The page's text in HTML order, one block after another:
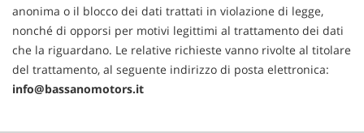
anonima o il blocco dei dati trattati in violazione di legge,
nonché di opporsi per motivi legittimi al trattamento dei dati
che la riguardano. Le relative richieste vanno rivolte al titolare
del trattamento, al seguente indirizzo di posta elettronica:
info@bassanomotors.it